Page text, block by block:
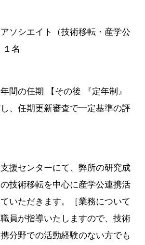
ソシエイト（技術移転・産学公
名
間の任期 【その後 『定年制』
、任期更新審査で一定基準の評
援センターにて、弊所の研究成
技術移転を中心に産学公連携活
いただきます。［業務について
員が指導いたしますので、技術
分野での活動経験のない方でも